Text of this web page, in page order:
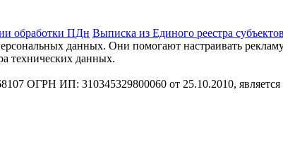
обработки ПДн Выписка из Единого реестра
данных. Они помогают настраивать
технических данных.
ОГРН ИП: 310345329800060 от 25.10.2010,